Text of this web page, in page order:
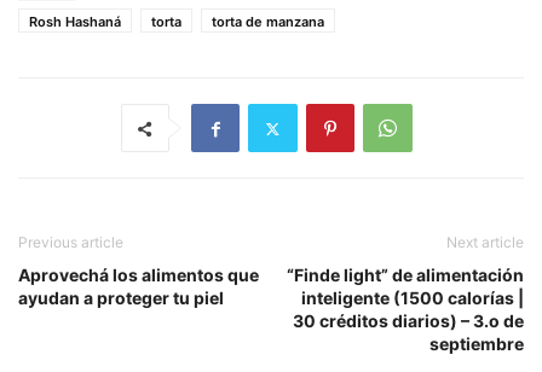
Rosh Hashaná
torta torta de manzana
Previous article
Aprovechá los alimentos que
ayudan a proteger tu piel
Next article
“Finde light” de alimentación
inteligente (1500 calorías |
30 créditos diarios) – 3.o de
septiembre